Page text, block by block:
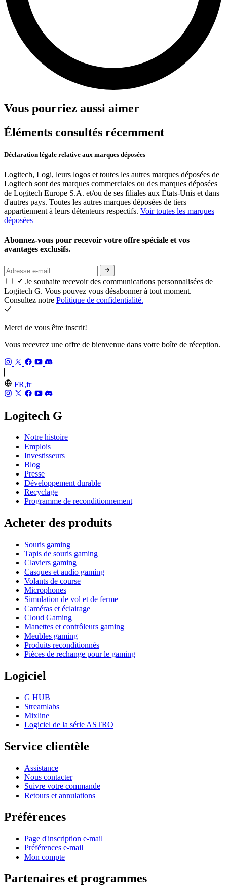
Vous pourriez aussi aimer
Éléments consultés récemment
Déclaration légale relative aux marques déposées
Logitech, Logi, leurs logos et toutes les autres marques déposées de
Logitech sont des marques commerciales ou des marques déposées
de Logitech Europe S.A. et/ou de ses filiales aux États-Unis et dans
d'autres pays. Toutes les autres marques déposées de tiers
appartiennent à leurs détenteurs respectifs. Voir toutes les marques
déposées
Abonnez-vous pour recevoir votre offre spéciale et vos
avantages exclusifs.
Je souhaite recevoir des communications personnalisées de
Logitech G. Vous pouvez vous désabonner à tout moment.
Consultez notre Politique de confidentialité.
Merci de vous être inscrit!
Vous recevrez une offre de bienvenue dans votre boîte de réception.
FR,fr
Logitech G
Notre histoire
Emplois
Investisseurs
Blog
Presse
Développement durable
Recyclage
Programme de reconditionnement
Acheter des produits
Souris gaming
Tapis de souris gaming
Claviers gaming
Casques et audio gaming
Volants de course
Microphones
Simulation de vol et de ferme
Caméras et éclairage
Cloud Gaming
Manettes et contrôleurs gaming
Meubles gaming
Produits reconditionnés
Pièces de rechange pour le gaming
Logiciel
G HUB
Streamlabs
Mixline
Logiciel de la série ASTRO
Service clientèle
Assistance
Nous contacter
Suivre votre commande
Retours et annulations
Préférences
Page d'inscription e-mail
Préférences e-mail
Mon compte
Partenaires et programmes